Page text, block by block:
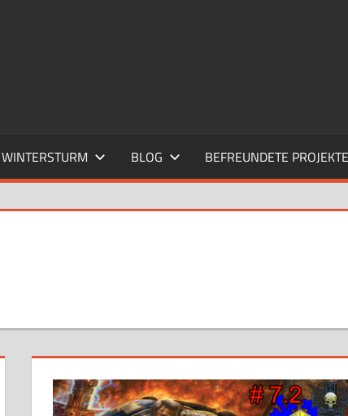
WINTERSTURM BLOG BEFREUNDETE PROJEKTE